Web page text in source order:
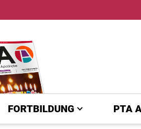
FORTBILDUNG PTA